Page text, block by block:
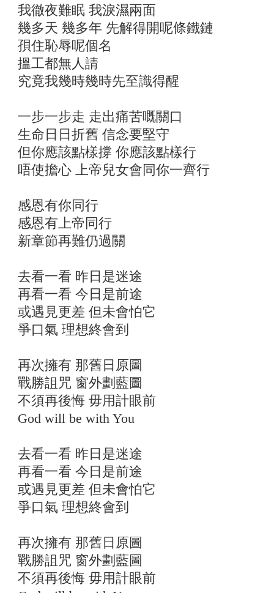
我徹夜難眠 我淚濕兩面
幾多天 幾多年 先解得開呢條鐵鏈
孭住恥辱呢個名
搵工都無人請
究竟我幾時幾時先至識得醒
一步一步走 走出痛苦嘅關口
生命日日折舊 信念要堅守
但你應該點樣撐 你應該點樣行
唔使擔心 上帝兒女會同你一齊行
感恩有你同行
感恩有上帝同行
新章節再難仍過關
去看一看 昨日是迷途
再看一看 今日是前途
或遇見更差 但未會怕它
爭口氣 理想終會到
再次擁有 那舊日原圖
戰勝詛咒 窗外劃藍圖
不須再後悔 毋用計眼前
God will be with You
去看一看 昨日是迷途
再看一看 今日是前途
或遇見更差 但未會怕它
爭口氣 理想終會到
再次擁有 那舊日原圖
戰勝詛咒 窗外劃藍圖
不須再後悔 毋用計眼前